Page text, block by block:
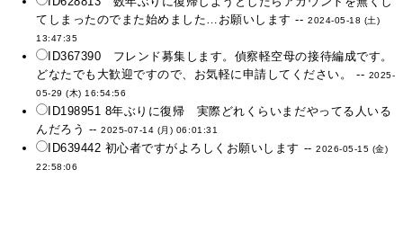
てしまったのでまた始めました…お願いします --2024-05-18 (土)
13:47:35
ID367390 フレンド募集します。偵察軽空母の接待編成です。
どなたでも大歓迎ですので、お気軽に申請してください。 -- 2025-
05-29 (木) 16:54:56
ID198951 8年ぶりに復帰 実際どれくらいまだやってる人いる
んだろう --2025-07-14 (月) 06:01:31
ID639442 初心者ですがよろしくお願いします --2026-05-15 (金)
22:58:06